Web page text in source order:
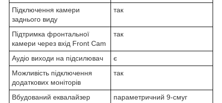
Підключення камери
заднього виду
так
Підтримка фронтальної
камери через вхід Front Cam
так
Аудіо виходи на підсилювач
є
Можливість підключення
додаткових моніторів
так
Вбудований еквалайзер
параметричний 9-смуг